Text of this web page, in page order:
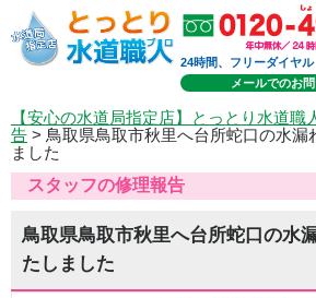
24時間、フリーダイヤル
メールでのお
【安心の水道局指定店】とっとり水道職
告 > 鳥取県鳥取市秋里へ台所蛇口の水漏
ました
スタッフの修理報告
鳥取県鳥取市秋里へ台所蛇口の水
たしました